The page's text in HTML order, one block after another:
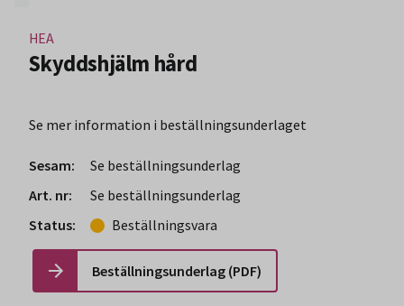
HEA
Skyddshjälm hård
Se mer information i beställningsunderlaget
Sesam:
Se beställningsunderlag
Art. nr:
Se beställningsunderlag
Status:
Beställningsvara
Beställningsunderlag (PDF)